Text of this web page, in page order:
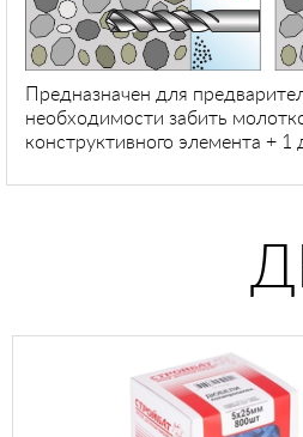
Предназначен для
необходимости забить
конструктивного элемента + 1